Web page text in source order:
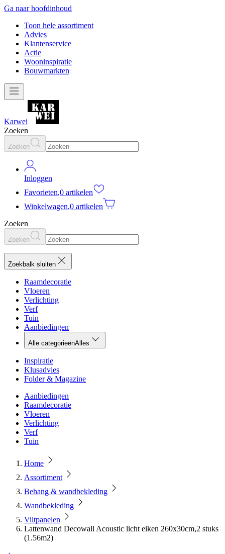
Ga naar hoofdinhoud
Toon hele assortiment
Advies
Klantenservice
Actie
Wooninspiratie
Bouwmarkten
Karwei
Zoeken
Zoeken
Inloggen
Favorieten,0 artikelen
Winkelwagen,0 artikelen
Zoeken
Zoeken
Zoekbalk sluiten
Raamdecoratie
Vloeren
Verlichting
Verf
Tuin
Aanbiedingen
Alle categorieënAlles
Inspiratie
Klusadvies
Folder & Magazine
Aanbiedingen
Raamdecoratie
Vloeren
Verlichting
Verf
Tuin
Home
Assortiment
Behang & wandbekleding
Wandbekleding
Viltpanelen
Lattenwand Decowall Acoustic licht eiken 260x30cm,2 stuks
(1.56m2)